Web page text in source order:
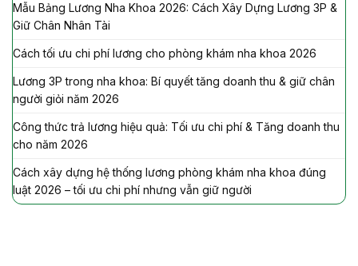
Mẫu Bảng Lương Nha Khoa 2026: Cách Xây Dựng Lương 3P &
Giữ Chân Nhân Tài
Cách tối ưu chi phí lương cho phòng khám nha khoa 2026
Lương 3P trong nha khoa: Bí quyết tăng doanh thu & giữ chân
người giỏi năm 2026
Công thức trả lương hiệu quả: Tối ưu chi phí & Tăng doanh thu
cho năm 2026
Cách xây dựng hệ thống lương phòng khám nha khoa đúng
luật 2026 – tối ưu chi phí nhưng vẫn giữ người